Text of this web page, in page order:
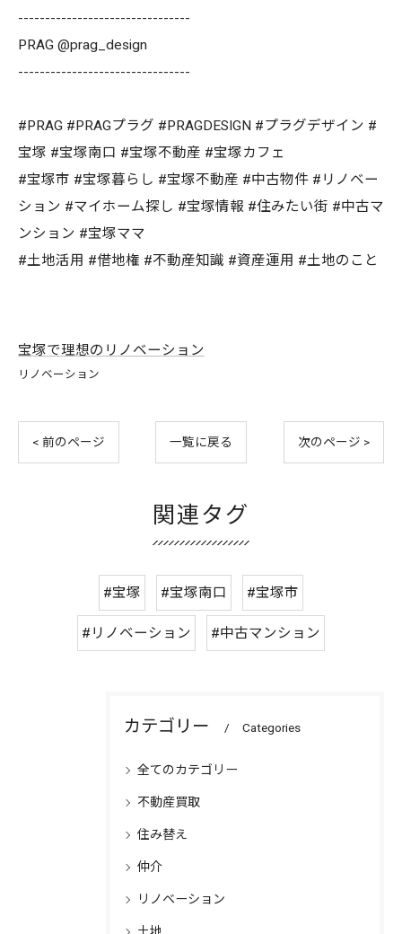
--------------------------------
PRAG @prag_design
--------------------------------
#PRAG #PRAGプラグ #PRAGDESIGN #プラグデザイン #
宝塚 #宝塚南口 #宝塚不動産 #宝塚カフェ
#宝塚市 #宝塚暮らし #宝塚不動産 #中古物件 #リノベー
ション #マイホーム探し #宝塚情報 #住みたい街 #中古マ
ンション #宝塚ママ
#土地活用 #借地権 #不動産知識 #資産運用 #土地のこと
宝塚で理想のリノベーション
リノベーション
< 前のページ 一覧に戻る 次のページ >
関連タグ
#宝塚 #宝塚南口 #宝塚市
#リノベーション #中古マンション
カテゴリー Categories
全てのカテゴリー
不動産買取
住み替え
仲介
リノベーション